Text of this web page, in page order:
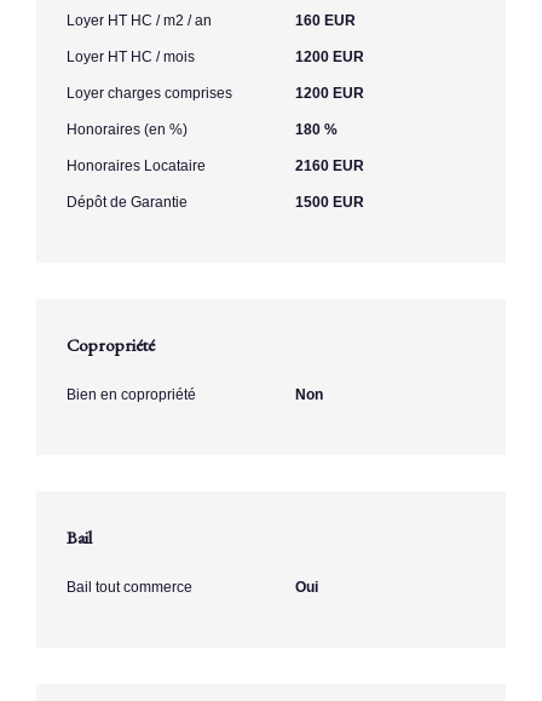
Loyer HT HC / m2 / an 160 EUR
Loyer HT HC / mois 1200 EUR
Loyer charges comprises 1200 EUR
Honoraires (en %) 180 %
Honoraires Locataire 2160 EUR
Dépôt de Garantie 1500 EUR
Copropriété
Bien en copropriété Non
Bail
Bail tout commerce Oui